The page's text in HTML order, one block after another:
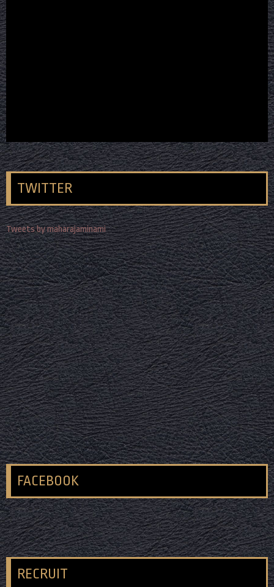
TWITTER
Tweets by maharajaminami
FACEBOOK
RECRUIT